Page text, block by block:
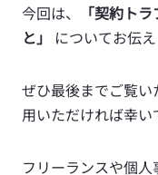
今回は、 「契約トラ
と」 についてお伝え
ぜひ最後までご覧
用いただければ幸い
フリーランスや個